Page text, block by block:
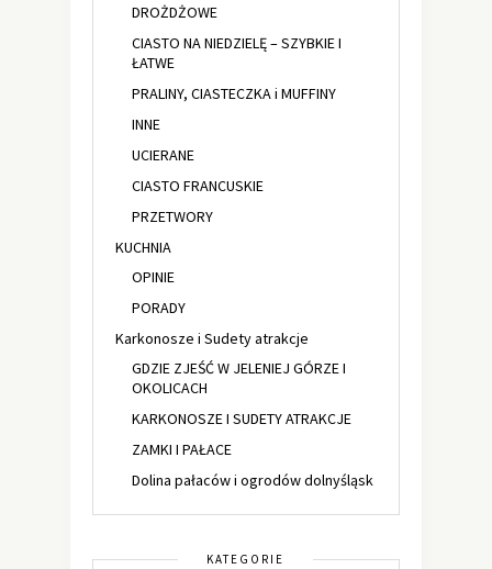
DROŻDŻOWE
CIASTO NA NIEDZIELĘ – SZYBKIE I
ŁATWE
PRALINY, CIASTECZKA i MUFFINY
INNE
UCIERANE
CIASTO FRANCUSKIE
PRZETWORY
KUCHNIA
OPINIE
PORADY
Karkonosze i Sudety atrakcje
GDZIE ZJEŚĆ W JELENIEJ GÓRZE I
OKOLICACH
KARKONOSZE I SUDETY ATRAKCJE
ZAMKI I PAŁACE
Dolina pałaców i ogrodów dolnyśląsk
KATEGORIE